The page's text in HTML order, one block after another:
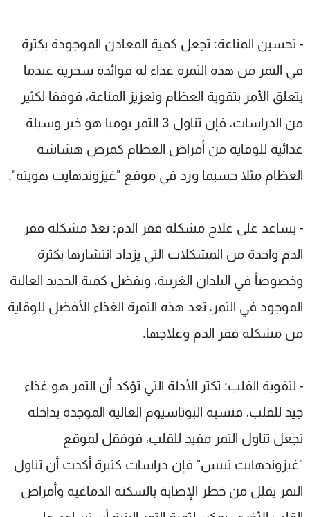
- تحسين المناعة: تجعل كمية المعادن الموجودة بكثرة
في التمر من هذه الثمرة غذاء له فوائدة سحرية عندما
يتعلق الأمر بتقوية العظام وتعزيز المناعة، فوفقا لكثير
من الدراسات، فإن تناول 3 التمر يوميا هو خير وسيلة
غذائية للوقاية من أمراض العظام كمرض هشاشة
العظام مثلا حسبما ورد في موقع "غيزوندهايت هويته".
- يساعد على علاج مشكلة فقر الدم: تعدّ مشكلة فقر
الدم واحدة من المشكلات التي يزداد انتشارها بكثرة
وخصوصاً في البلدان الغربية، وبفضل كمية الحديد العالية
الموجود في التمر، تعد هذه الثمرة الغذاء الأفضل للوقاية
من مشكلة فقر الدم وعلاجها.
- لتقوية القلب: تكثر الأدلة التي تؤكد أن التمر هو غذاء
جيد للقلب، فنسبة البوتاسيوم العالية الموجدة بداخله
تجعل تناول التمر مفيد للقلب، فوفقل لموقع
"غيزوندهايت تيبس" فإن دراسات كثيرة أكدت أن تناول
التمر يقلل من خطر الإصابة بالسكتة الدماغية وأمراض